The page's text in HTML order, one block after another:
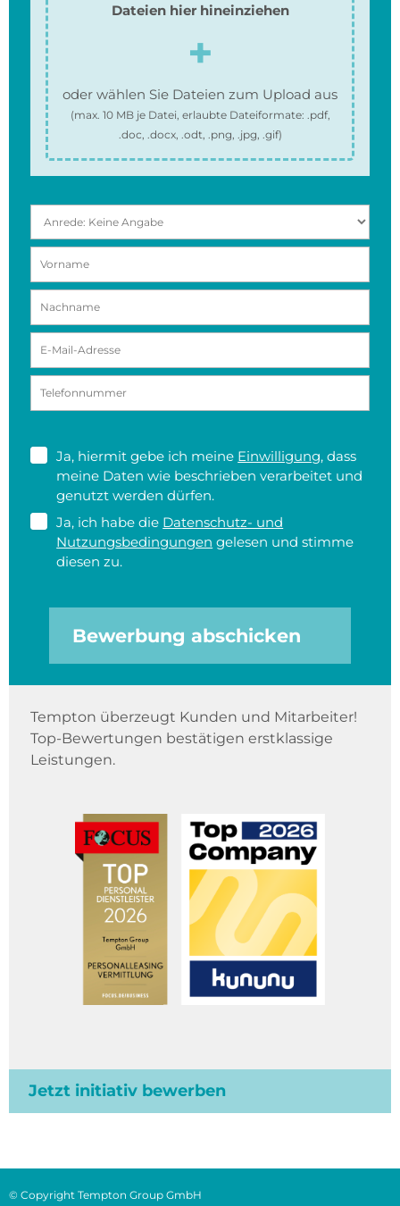
Dateien hier hineinziehen
oder wählen Sie Dateien zum Upload aus
(max. 10 MBje Datei, erlaubte Dateiformate: .pdf,
.doc, .docx, .odt, .png, .jpg, .gif)
Ja, hiermit gebe ich meine Einwilligung, dass
meine Daten wie beschrieben verarbeitet und
genutzt werden dürfen.
Ja, ich habe die Datenschutz- und
Nutzungsbedingungen gelesen und stimme
diesen zu.
Bewerbung abschicken
Tempton überzeugt Kunden und Mitarbeiter!
Top-Bewertungen bestätigen erstklassige
Leistungen.
Jetzt initiativ bewerben
© Copyright Tempton Group GmbH